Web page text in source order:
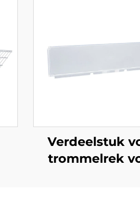
Verdeelstuk
trommelrek